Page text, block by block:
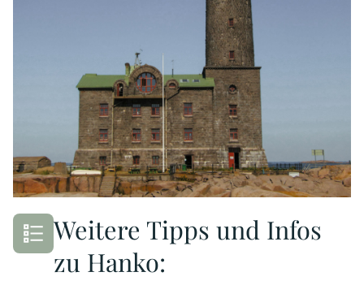
Weitere Tipps und Infos
zu Hanko: